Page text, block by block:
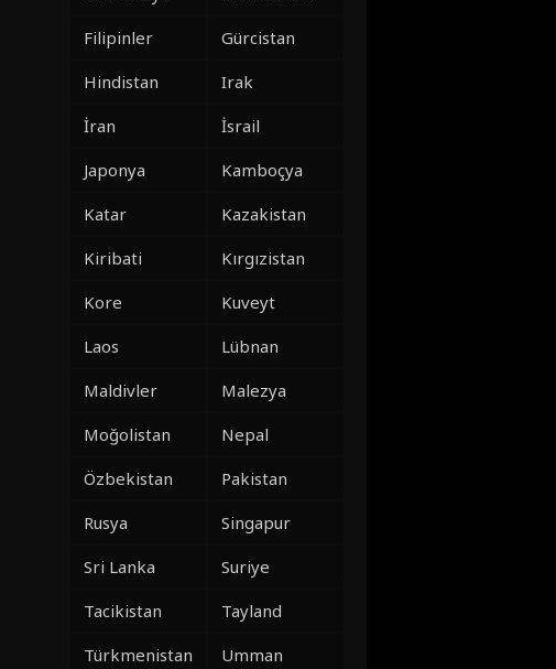
Filipinler
Gürcistan
Hindistan
Irak
İran
İsrail
Japonya
Kamboçya
Katar
Kazakistan
Kiribati
Kırgızistan
Kore
Kuveyt
Laos
Lübnan
Maldivler
Malezya
Moğolistan
Nepal
Özbekistan
Pakistan
Rusya
Singapur
Sri Lanka
Suriye
Tacikistan
Tayland
Türkmenistan
Umman